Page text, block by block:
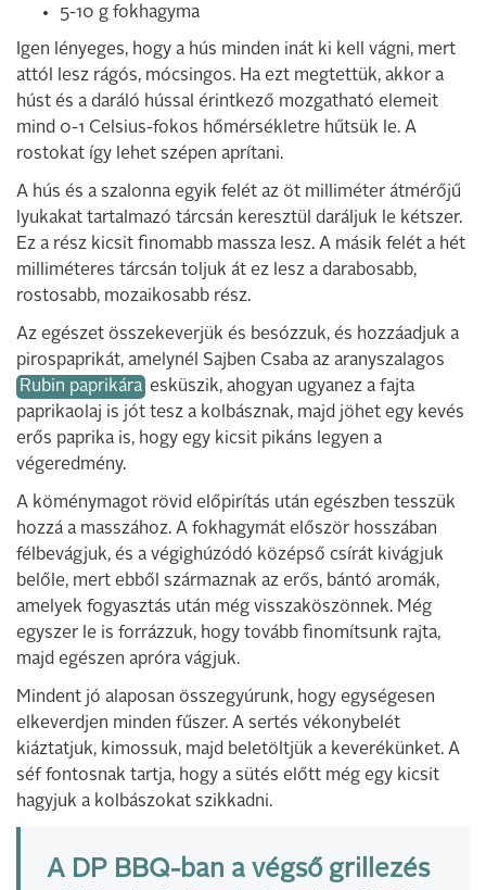
5-10 g fokhagyma
Igen lényeges, hogy a hús minden inát ki kell vágni, mert
attól lesz rágós, mócsingos. Ha ezt megtettük, akkor a
húst és a daráló hússal érintkező mozgatható elemeit
mind 0-1 Celsius-fokos hőmérsékletre hűtsük le. A
rostokat így lehet szépen aprítani.
A hús és a szalonna egyik felét az öt milliméter átmérőjű
lyukakat tartalmazó tárcsán keresztül daráljuk le kétszer.
Ez a rész kicsit finomabb massza lesz. A másik felét a hét
milliméteres tárcsán toljuk át ez lesz a darabosabb,
rostosabb, mozaikosabb rész.
Az egészet összekeverjük és besózzuk, és hozzáadjuk a
pirospaprikát, amelynél Sajben Csaba az aranyszalagos
Rubin paprikára esküszik, ahogyan ugyanez a fajta
paprikaolaj is jót tesz a kolbásznak, majd jöhet egy kevés
erős paprika is, hogy egy kicsit pikáns legyen a
végeredmény.
A köménymagot rövid előpirítás után egészben tesszük
hozzá a masszához. A fokhagymát először hosszában
félbevágjuk, és a végighúzódó középső csírát kivágjuk
belőle, mert ebből származnak az erős, bántó aromák,
amelyek fogyasztás után még visszaköszönnek. Még
egyszer le is forrázzuk, hogy tovább finomítsunk rajta,
majd egészen apróra vágjuk.
Mindent jó alaposan összegyúrunk, hogy egységesen
elkeverdjen minden fűszer. A sertés vékonybelét
kiáztatjuk, kimossuk, majd beletöltjük a keverékünket. A
séf fontosnak tartja, hogy a sütés előtt még egy kicsit
hagyjuk a kolbászokat szikkadni.
A DP BBQ-ban a végső grillezés